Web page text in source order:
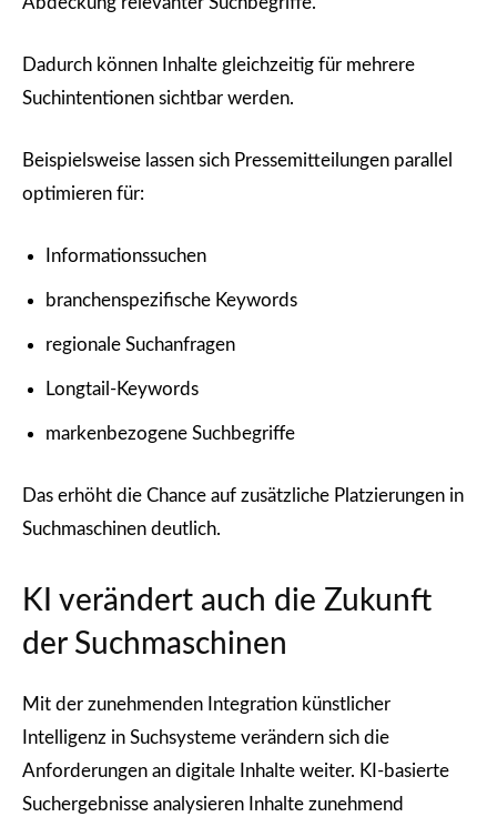
Dadurch können Inhalte gleichzeitig für mehrere
Suchintentionen sichtbar werden.
Beispielsweise lassen sich Pressemitteilungen parallel
optimieren für:
Informationssuchen
branchenspezifische Keywords
regionale Suchanfragen
Longtail-Keywords
markenbezogene Suchbegriffe
Das erhöht die Chance auf zusätzliche Platzierungen in
Suchmaschinen deutlich.
KI verändert auch die Zukunft
der Suchmaschinen
Mit der zunehmenden Integration künstlicher
Intelligenz in Suchsysteme verändern sich die
Anforderungen an digitale Inhalte weiter. KI-basierte
Suchergebnisse analysieren Inhalte zunehmend